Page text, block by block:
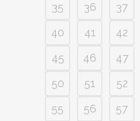
35
36 37
40
41 42
45
46 47
50
51 52
55
56 57